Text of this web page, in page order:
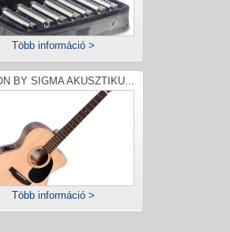
Több információ >
BY SIGMA AKUSZTIKU...
Több információ >